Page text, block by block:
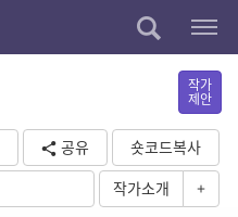
작가
제안
공유
숏코드복사
작가소개 +